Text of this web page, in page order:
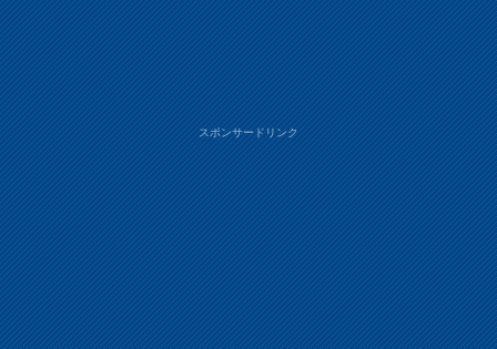
スポンサードリンク